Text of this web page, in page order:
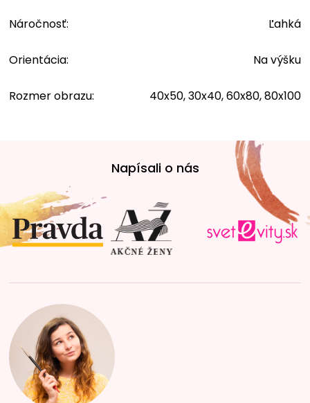
Náročnosť: Ľahká
Orientácia: Na výšku
Rozmer obrazu: 40x50, 30x40, 60x80, 80x100
t
i
e
Napísali o nás